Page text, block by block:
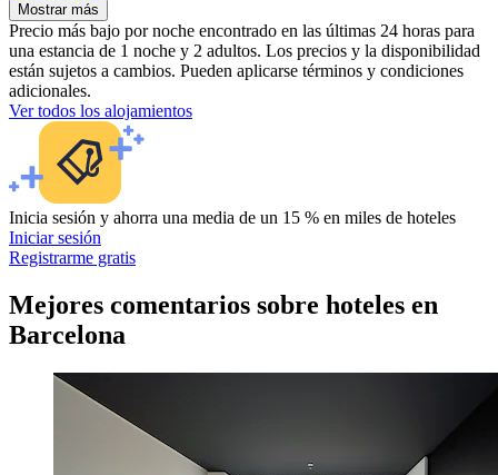
Mostrar más
Precio más bajo por noche encontrado en las últimas 24 horas para
una estancia de 1 noche y 2 adultos. Los precios y la disponibilidad
están sujetos a cambios. Pueden aplicarse términos y condiciones
adicionales.
Ver todos los alojamientos
Inicia sesión y ahorra una media de un 15 % en miles de hoteles
Iniciar sesión
Registrarme gratis
Mejores comentarios sobre hoteles en
Barcelona